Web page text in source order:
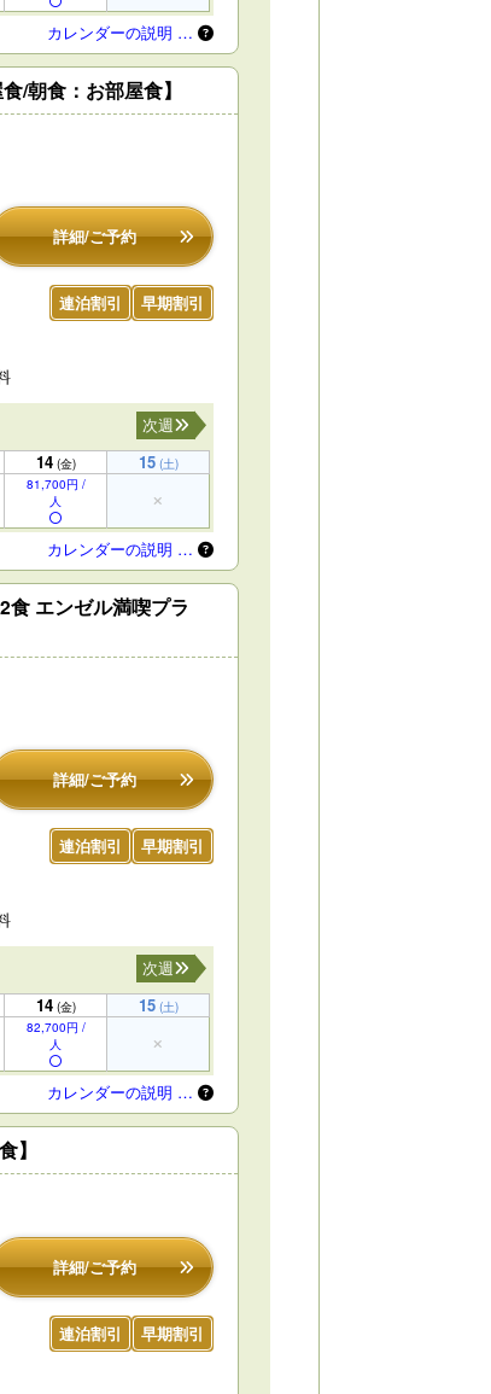
カレンダーの説明 …
朝食：お部屋食】
詳細/ご予約
連泊割引
早期割引
次週
14 (金) 15 (土)
81,700円 /
人
カレンダーの説明 …
エンゼル満喫プラ
詳細/ご予約
連泊割引
早期割引
次週
14 (金) 15 (土)
82,700円 /
人
カレンダーの説明 …
】
詳細/ご予約
連泊割引
早期割引